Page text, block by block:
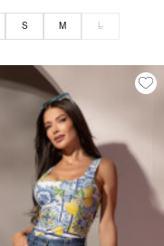
S M L